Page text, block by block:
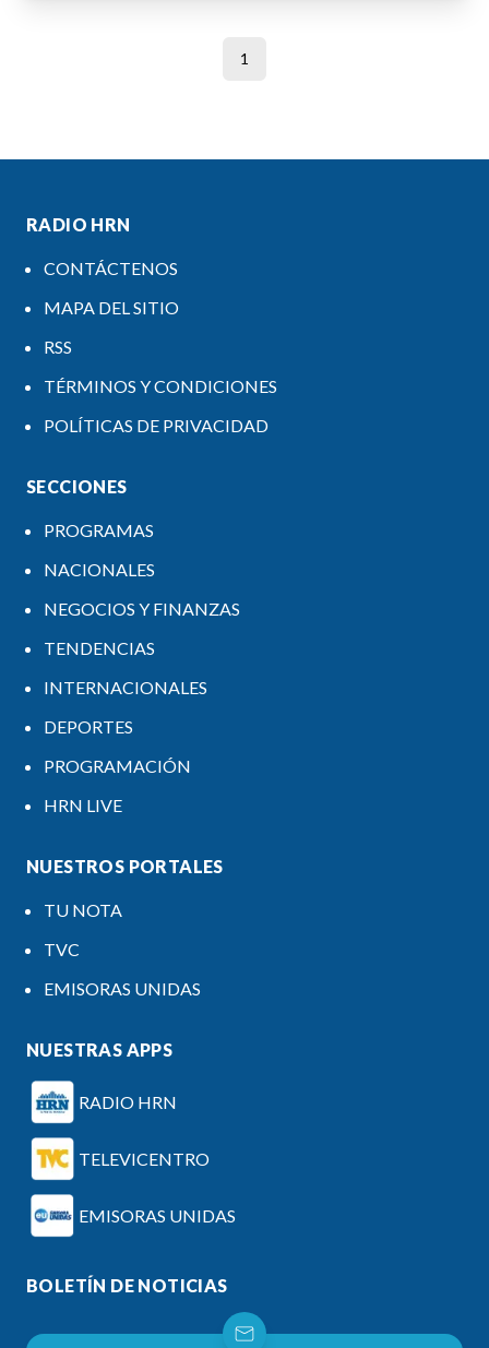
1
RADIO HRN
CONTÁCTENOS
MAPA DEL SITIO
RSS
TÉRMINOS Y CONDICIONES
POLÍTICAS DE PRIVACIDAD
SECCIONES
PROGRAMAS
NACIONALES
NEGOCIOS Y FINANZAS
TENDENCIAS
INTERNACIONALES
DEPORTES
PROGRAMACIÓN
HRN LIVE
NUESTROS PORTALES
TU NOTA
TVC
EMISORAS UNIDAS
NUESTRAS APPS
RADIO HRN
TELEVICENTRO
EMISORAS UNIDAS
BOLETÍN DE NOTICIAS